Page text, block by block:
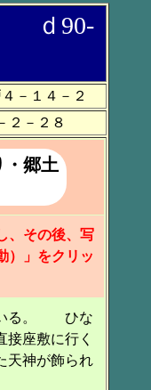
ｄ90-
－１４－２
－２８
・郷土
、その後、写
）」をクリッ
いる。 ひな
接座敷に行く
天神が飾られ